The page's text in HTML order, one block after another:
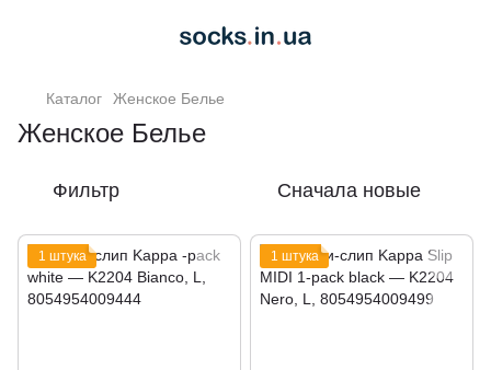
Каталог Женское Белье
Женское Белье
Фильтр Сначала новые
1 штука 1 штука